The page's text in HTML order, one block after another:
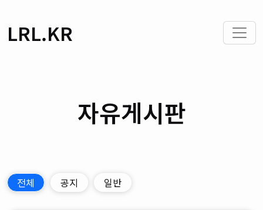
LRL.KR
자유게시판
전체 공지 일반